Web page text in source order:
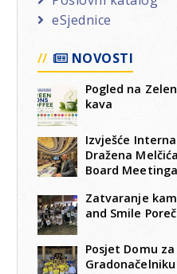
eSjednice
NOVOSTI
Pogled na
kava
Izvješće
Dražena
Board
Zatvaranje
and Smile
Posjet Domu